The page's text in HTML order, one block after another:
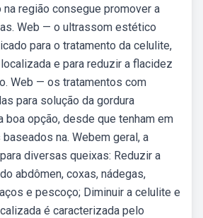
região consegue promover a
Web — o ultrassom estético
para o tratamento da celulite,
e para reduzir a flacidez
Web — os tratamentos com
para solução da gordura
boa opção, desde que tenham em
na. Webem geral, a
diversas queixas: Reduzir a
abdômen, coxas, nádegas,
e pescoço; Diminuir a celulite e
é caracterizada pelo